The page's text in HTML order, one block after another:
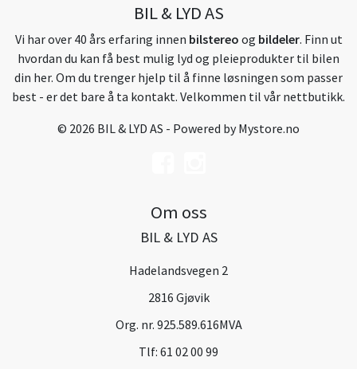
BIL & LYD AS
Vi har over 40 års erfaring innen bilstereo og bildeler. Finn ut
hvordan du kan få best mulig lyd og pleieprodukter til bilen
din her. Om du trenger hjelp til å finne løsningen som passer
best - er det bare å ta kontakt. Velkommen til vår nettbutikk.
© 2026 BIL & LYD AS - Powered byMystore.no
Om oss
BIL & LYD AS
Hadelandsvegen 2
2816 Gjøvik
Org. nr. 925.589.616MVA
Tlf: 61 02 00 99